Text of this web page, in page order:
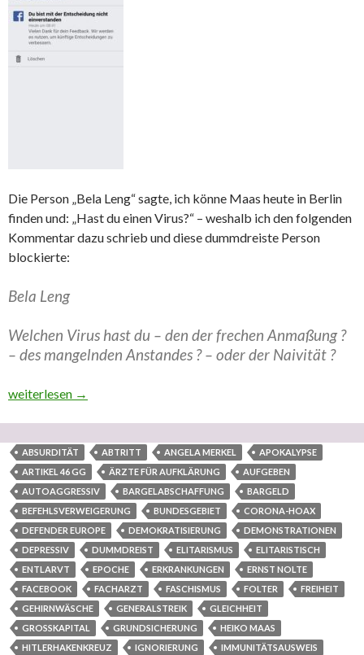
Die Person „Bela Leng“ sagte, ich könne Maas heute in Berlin
finden und: „Hast du einen Virus?“ – weshalb ich den folgenden
Kommentar dazu schrieb und diese dummdreiste Person
blockierte:
Bela Leng
Welchen Virus hast du – den der frechen Anmaßung ?
– des mangelnden Anstandes ? – oder der Naivität ?
Erneut ungerechtfertigte, unangebrachte Sperre von 30 Tagen
weiterlesen →
ABSURDITÄT ABTRITT ANGELA MERKEL
APOKALYPSE
ARTIKEL 46 GG
ÄRZTE FÜR AUFKLÄRUNG
AUFGEBEN
AUTOAGGRESSIV
BARGELABSCHAFFUNG
BARGELD
BEFEHLSVERWEIGERUNG
BUNDESGEBIET
CORONA-HOAX
DEFENDER EUROPE
DEMOKRATISIERUNG
DEMONSTRATIONEN
DEPRESSIV
DUMMDREIST ELITARISMUS
ELITARISTISCH
ENTLARVT
EPOCHE ERKRANKUNGEN
ERNST NOLTE
FACEBOOK
FACHARZT FASCHISMUS FOLTER
FREIHEIT
GEHIRNWÄSCHE
GENERALSTREIK
GLEICHHEIT
GROSSKAPITAL
GRUNDSICHERUNG
HEIKO MAAS
HITLERHAKENKREUZ
IGNORIERUNG
IMMUNITÄTSAUSWEIS